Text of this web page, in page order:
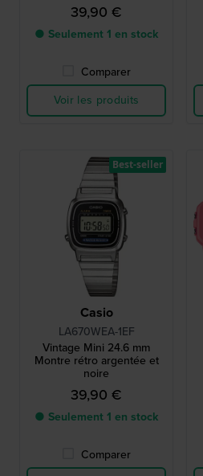
39,90 €
● Seulement 1 en stock
Comparer
Voir les produits
Casio
LA670WEA-1EF
Vintage Mini 24.6 mm
Montre rétro argentée et
noire
39,90 €
● Seulement 1 en stock
Comparer
Best-seller